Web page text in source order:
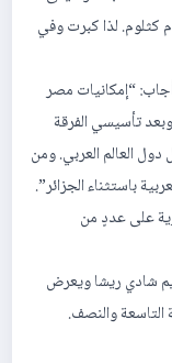
كثلوم. لذا كبرت وفي
“إمكانيات مصر
تأسيسي الفرقة
العالم العربي. ومن
باستثناء الجزائر”.
على عددٍ من
شادي ريشا ويعرض
والنصف.